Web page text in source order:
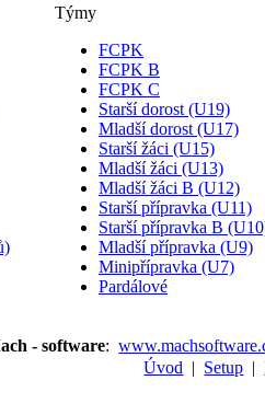
Týmy
FCPK
FCPK B
FCPK C
Starší dorost (U19)
Mladší dorost (U17)
Starší žáci (U15)
Mladší žáci (U13)
Mladší žáci B (U12)
Starší přípravka (U11)
Starší přípravka B
Mladší přípravka (U9)
Minipřípravka (U7)
Pardálové
- software:
Úvod | Setup |